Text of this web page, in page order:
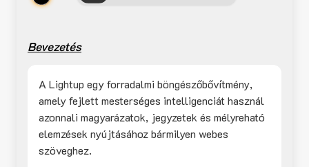
Bevezetés
A Lightup egy forradalmi böngészőbővítmény,
amely fejlett mesterséges intelligenciát használ
azonnali magyarázatok, jegyzetek és mélyreható
elemzések nyújtásához bármilyen webes
szöveghez.